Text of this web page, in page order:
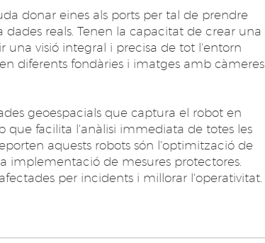
donar eines als ports per tal de prendre
reals. Tenen la capacitat de crear una
una visió integral i precisa de tot l'entorn
diferents fondàries i imatges amb càmeres
geoespacials que captura el robot en
facilita l'anàlisi immediata de totes les
aquests robots són l'optimització de
implementació de mesures protectores.
per incidents i millorar l'operativitat.